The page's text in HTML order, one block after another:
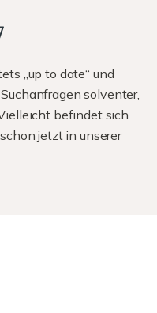
„up to date“ und
Suchanfragen solventer,
befindet sich
jetzt in unserer